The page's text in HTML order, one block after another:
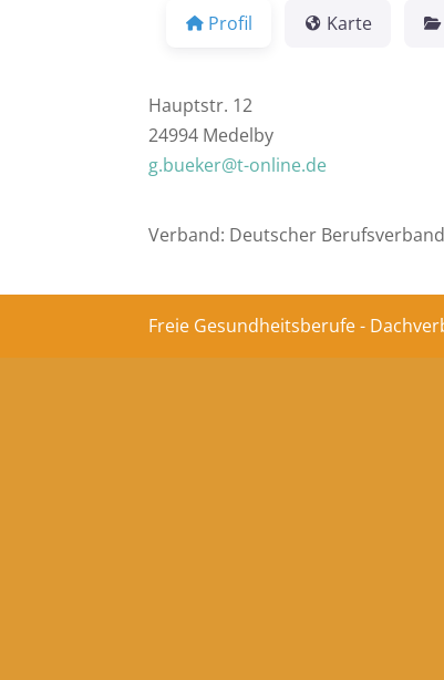
Profil Karte
Hauptstr. 12
24994 Medelby
g.bueker@t-online.de
Verband: Deutscher
Freie Gesundheitsberufe -